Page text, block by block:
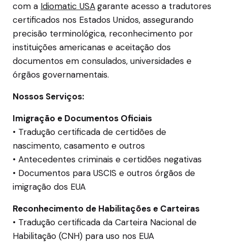
com a Idiomatic USAgarante acesso a tradutores
certificados nos Estados Unidos, assegurando
precisão terminológica, reconhecimento por
instituições americanas e aceitação dos
documentos em consulados, universidades e
órgãos governamentais.
Nossos Serviços:
Imigração e Documentos Oficiais
• Tradução certificada de certidões de
nascimento, casamento e outros
• Antecedentes criminais e certidões negativas
• Documentos para USCIS e outros órgãos de
imigração dos EUA
Reconhecimento de Habilitações e Carteiras
• Tradução certificada da Carteira Nacional de
Habilitação (CNH) para uso nos EUA